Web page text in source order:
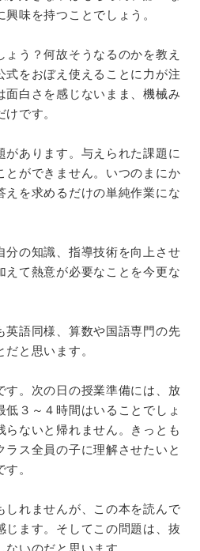
味を持つことでしょう。
う？何故そうなるのかを教え
式をおぼえ使えることに力が注
面白さを感じないまま、機械み
です。
があります。与えられた課題に
とができません。いつのまにか
えを求めるだけの単純作業にな
分の知識、指導技術を向上させ
えて熱意が必要なことを今更な
英語同様、算数や国語専門の先
と思います。
す。次の日の授業準備には、放
３～４時間はいることでしょ
らないと帰れません。きっとも
ラス全員の子に理解させたいと
。
しれませんが、この本を読んで
じます。そしてこの問題は、抜
いのだと思います。